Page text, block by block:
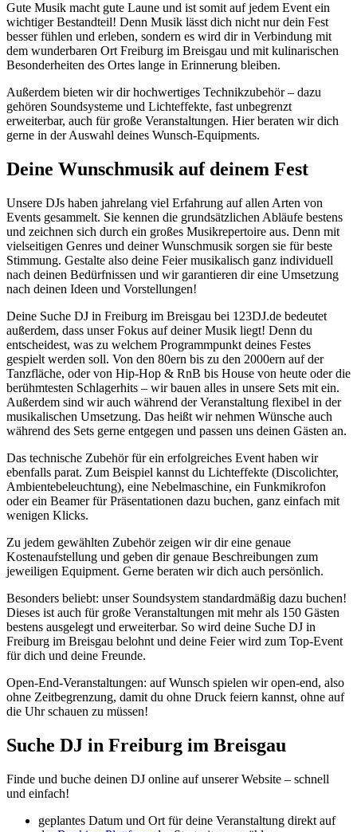
Gute Musik macht gute Laune und ist somit auf jedem Event ein
wichtiger Bestandteil! Denn Musik lässt dich nicht nur dein Fest
besser fühlen und erleben, sondern es wird dir in Verbindung mit
dem wunderbaren Ort Freiburg im Breisgau und mit kulinarischen
Besonderheiten des Ortes lange in Erinnerung bleiben.
Außerdem bieten wir dir hochwertiges Technikzubehör – dazu
gehören Soundsysteme und Lichteffekte, fast unbegrenzt
erweiterbar, auch für große Veranstaltungen. Hier beraten wir dich
gerne in der Auswahl deines Wunsch-Equipments.
Deine Wunschmusik auf deinem Fest
Unsere DJs haben jahrelang viel Erfahrung auf allen Arten von
Events gesammelt. Sie kennen die grundsätzlichen Abläufe bestens
und zeichnen sich durch ein großes Musikrepertoire aus. Denn mit
vielseitigen Genres und deiner Wunschmusik sorgen sie für beste
Stimmung. Gestalte also deine Feier musikalisch ganz individuell
nach deinen Bedürfnissen und wir garantieren dir eine Umsetzung
nach deinen Ideen und Vorstellungen!
Deine Suche DJ in Freiburg im Breisgau bei 123DJ.de bedeutet
außerdem, dass unser Fokus auf deiner Musik liegt! Denn du
entscheidest, was zu welchem Programmpunkt deines Festes
gespielt werden soll. Von den 80ern bis zu den 2000ern auf der
Tanzfläche, oder von Hip-Hop & RnB bis House von heute oder die
berühmtesten Schlagerhits – wir bauen alles in unsere Sets mit ein.
Außerdem sind wir auch während der Veranstaltung flexibel in der
musikalischen Umsetzung. Das heißt wir nehmen Wünsche auch
während des Sets gerne entgegen und passen uns deinen Gästen an.
Das technische Zubehör für ein erfolgreiches Event haben wir
ebenfalls parat. Zum Beispiel kannst du Lichteffekte (Discolichter,
Ambientebeleuchtung), eine Nebelmaschine, ein Funkmikrofon
oder ein Beamer für Präsentationen dazu buchen, ganz einfach mit
wenigen Klicks.
Zu jedem gewählten Zubehör zeigen wir dir eine genaue
Kostenaufstellung und geben dir genaue Beschreibungen zum
jeweiligen Equipment. Gerne beraten wir dich auch persönlich.
Besonders beliebt: unser Soundsystem standardmäßig dazu buchen!
Dieses ist auch für große Veranstaltungen mit mehr als 150 Gästen
bestens ausgelegt und erweiterbar. So wird deine Suche DJ in
Freiburg im Breisgau belohnt und deine Feier wird zum Top-Event
für dich und deine Freunde.
Open-End-Veranstaltungen: auf Wunsch spielen wir open-end, also
ohne Zeitbegrenzung, damit du ohne Druck feiern kannst, ohne auf
die Uhr schauen zu müssen!
Suche DJ in Freiburg im Breisgau
Finde und buche deinen DJ online auf unserer Website – schnell
und einfach!
geplantes Datum und Ort für deine Veranstaltung direkt auf